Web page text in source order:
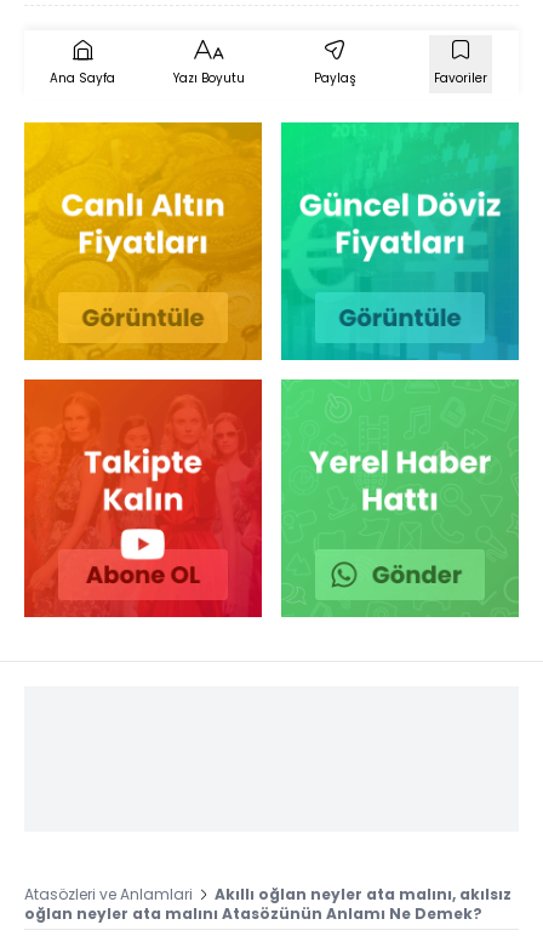
Ana Sayfa Yazı Boyutu Paylaş Favoriler
Atasözleri ve Anlamlari
Akıllı oğlan neyler ata malını, akılsız
oğlan neyler ata malını Atasözünün Anlamı Ne Demek?